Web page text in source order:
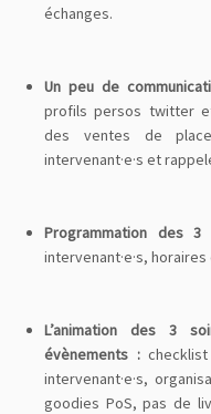
échanges.
Un peu de
profils persos twitter
des ventes de
intervenant·e·s et
Programmation des
intervenant·e·s,
L’animation des 3
évènements :checklist
intervenant·e·s,
goodies PoS, pas de